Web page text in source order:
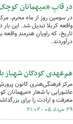
در قابِ «میهمانان
در سومین روز از ماه محرم،
واقعه کربلا تبدیل شد. این
تاریخ، که راویانِ هنرمندِ
درآوردند.
هم‌عهدی کودکان شهباز
مرکز فرهنگی‌هنری کانون
عاشورایی با شعار
معرفت و ارادت را برای
۲۹ خرداد ۰۵ - ۲۱:۰۲